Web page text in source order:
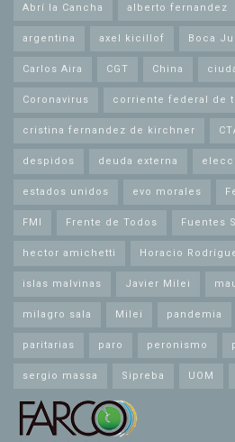
Abrí la Cancha alberto fernandez
argentina axel kicillof Boca
Carlos Aira CGT China
Coronavirus corriente federal de
cristina fernandez de kirchner
despidos deuda externa
estados unidos evo morales
FMI Frente de Todos Fuentes
hector amichetti Horacio
islas malvinas Javier Milei
milagro sala Milei pandemia
paritarias paro peronismo
sergio massa Sipreba UOM